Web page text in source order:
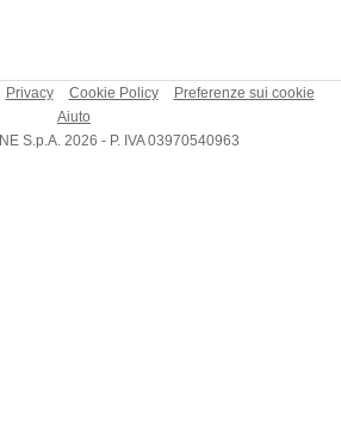
Privacy Cookie Policy
Preferenze sui cookie
Aiuto
S.p.A. 2026 - P. IVA 03970540963